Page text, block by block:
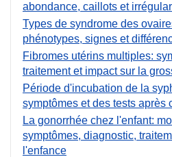
abondance, caillots et
Types de syndrome des
phénotypes, signes et
Fibromes utérins multiples:
traitement et impact sur la
Période d'incubation de la
symptômes et des tests après
La gonorrhée chez l'enfant:
symptômes, diagnostic,
l'enfance